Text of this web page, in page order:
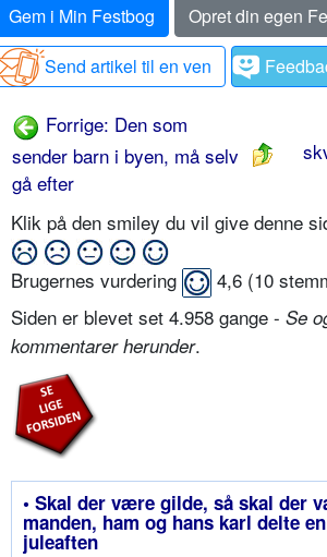
Gem i Min Festbog
Opret din egen
Send artikel til en ven
Forrige: Den som
sender barn i byen, må selv
gå efter
Klik på den smiley du vil give denne
Brugernes vurdering 4,6 (10
Siden er blevet set 4.958 gange - Se
kommentarer herunder.
• Skal der være gilde, så skal der
manden, ham og hans karl delte
juleaften